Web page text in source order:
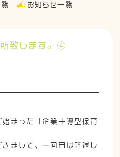
お知らせ一覧
致します。④
まった「企業主導型保育
まして、一回目は辞退し